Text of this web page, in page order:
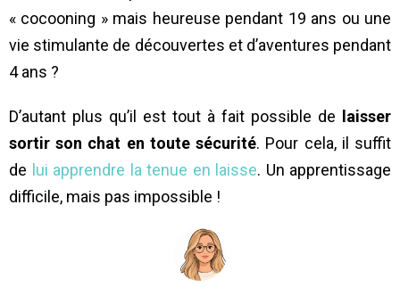
« cocooning » mais heureuse pendant 19 ans ou une
vie stimulante de découvertes et d’aventures pendant
4 ans ?
D’autant plus qu’il est tout à fait possible de
laisser
sortir son chat en toute sécurité. Pour cela, il suffit
de lui apprendre la tenue en laisse. Un apprentissage
difficile, mais pas impossible !